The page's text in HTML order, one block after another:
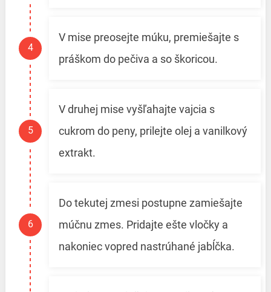
V mise preosejte múku, premiešajte s
práškom do pečiva a so škoricou.
V druhej mise vyšľahajte vajcia s
cukrom do peny, prilejte olej a vanilkový
extrakt.
Do tekutej zmesi postupne zamiešajte
múčnu zmes. Pridajte ešte vločky a
nakoniec vopred nastrúhané jabĺčka.